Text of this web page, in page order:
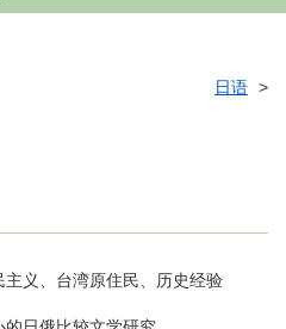
日语
义、台湾原住民、历史经验